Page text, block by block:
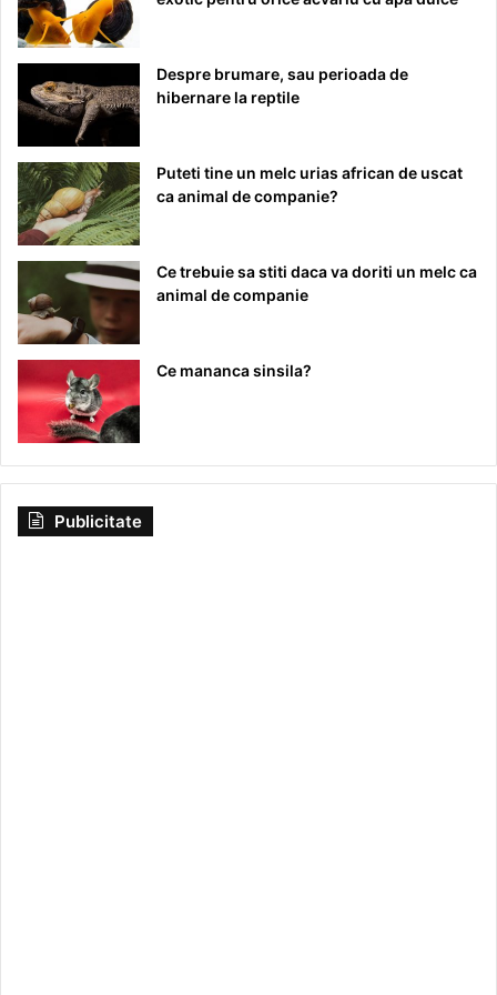
Despre brumare, sau perioada de
hibernare la reptile
Puteti tine un melc urias african de uscat
ca animal de companie?
Ce trebuie sa stiti daca va doriti un melc ca
animal de companie
Ce mananca sinsila?
Publicitate